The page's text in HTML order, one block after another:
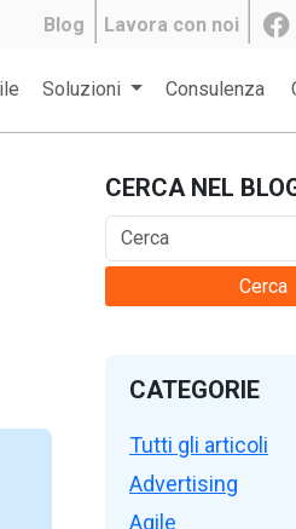
Blog Lavora con noi
Soluzioni Consulenza
CERCA NEL
Cerca
CATEGORIE
Tutti gli articoli
Advertising
Agile